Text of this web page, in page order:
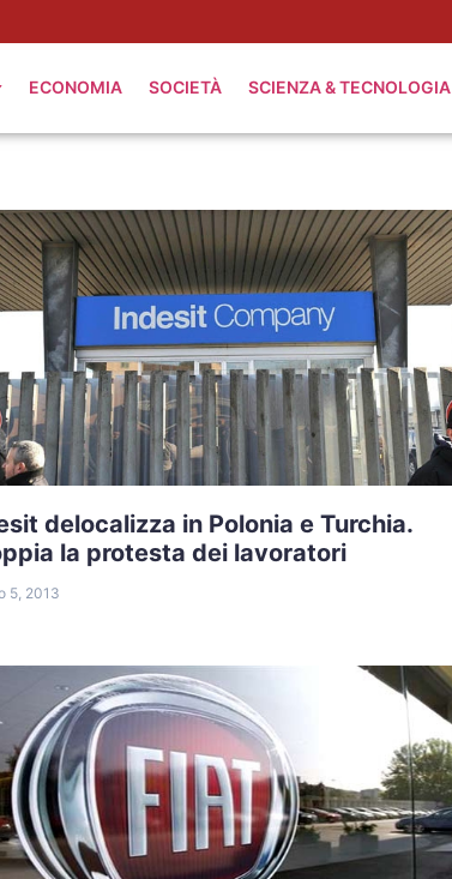
ECONOMIA SOCIETÀ SCIENZA & TECNOLOGIA
delocalizza in Polonia e Turchia.
la protesta dei lavoratori
5, 2013